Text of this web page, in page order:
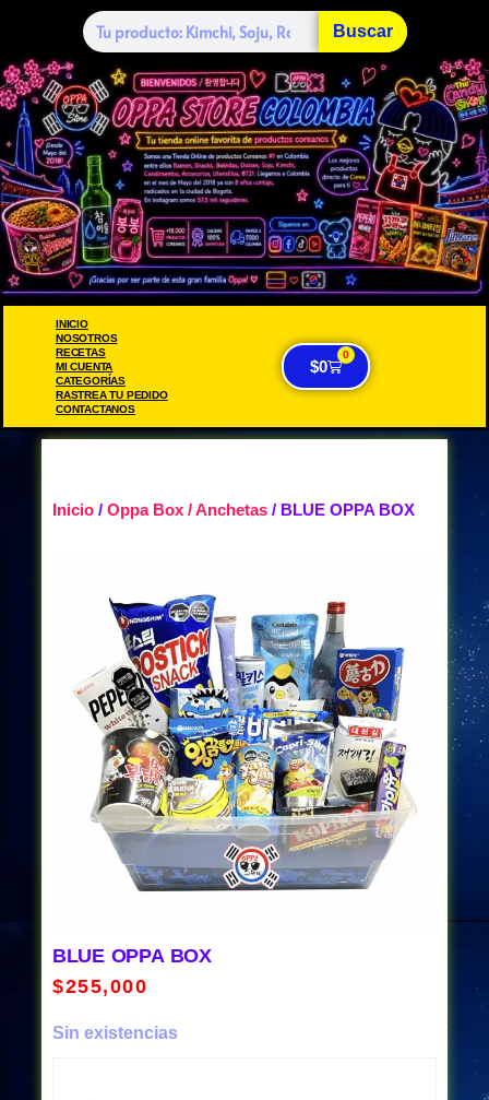
Buscar
INICIO
NOSOTROS
RECETAS
MI CUENTA
CATEGORÍAS
RASTREA TU PEDIDO
CONTACTANOS
$0
0
Inicio / Oppa Box / Anchetas / BLUE OPPA BOX
BLUE OPPA BOX
$255,000
Sin existencias